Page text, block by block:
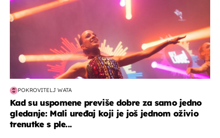
POKROVITELJ WATA
Kad su uspomene previše dobre za samo jedno
gledanje: Mali uređaj koji je još jednom oživio
trenutke s ple...